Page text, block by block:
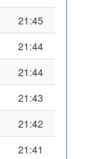
21:45
21:44
21:44
21:43
21:42
21:41